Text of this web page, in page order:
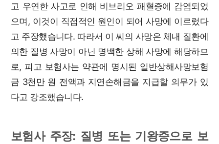
고 우연한 사고로 인해 비브리오 패혈증에 감염되었
으며, 이것이 직접적인 원인이 되어 사망에 이르렀다
고 주장했습니다. 따라서 이 씨의 사망은 체내 질환에
의한 질병 사망이 아닌 명백한 상해 사망에 해당하므
로, 피고 보험사는 약관에 명시된 일반상해사망보험
금 3천만 원 전액과 지연손해금을 지급할 의무가 있
다고 강조했습니다.
보험사 주장: 질병 또는 기왕증으로 보